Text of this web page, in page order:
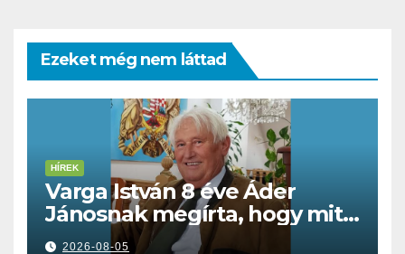
Ezeket még nem láttad
HÍREK
Varga István 8 éve Áder
Jánosnak megírta, hogy mit
kell tennünk a Dunával
2026-08-05